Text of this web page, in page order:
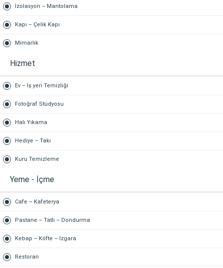
İzolasyon – Mantolama
Kapı – Çelik Kapı
Mimarlık
Hizmet
Ev – İş yeri Temizliği
Fotoğraf Stüdyosu
Halı Yıkama
Hediye – Takı
Kuru Temizleme
Yeme - İçme
Cafe – Kafeterya
Pastane – Tatlı – Dondurma
Kebap – Köfte – Izgara
Restoran